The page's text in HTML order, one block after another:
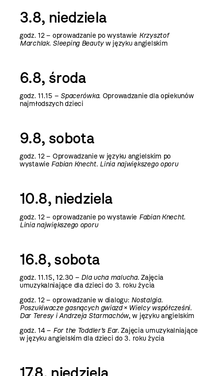
3.8, niedziela
godz. 12 – oprowadzanie po wystawie Krzysztof
Marchlak. Sleeping Beautyw języku angielskim
6.8, środa
godz. 11.15 – Spacerówka. Oprowadzanie dla opiekunów
najmłodszych dzieci
9.8, sobota
godz. 12 – Oprowadzanie w języku angielskim po
wystawie Fabian Knecht. Linia największego oporu
10.8, niedziela
godz. 12 – oprowadzanie po wystawie Fabian Knecht.
Linia największego oporu
16.8, sobota
godz. 11.15, 12.30 – Dla ucha malucha. Zajęcia
umuzykalniające dla dzieci do 3. roku życia
godz. 12 – oprowadzanie w dialogu: Nostalgia.
Poszukiwacze gasnących gwiazd× Wielcy współcześni.
Dar Teresy i Andrzeja Starmachów, w języku angielskim
godz. 14 – For the Toddler’s Ear. Zajęcia umuzykalniające
w języku angielskim dla dzieci do 3. roku życia